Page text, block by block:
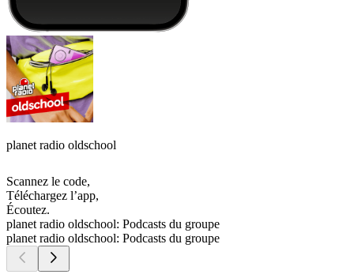
planet radio oldschool
Scannez le code,
Téléchargez l’app,
Écoutez.
planet radio oldschool: Podcasts du groupe
planet radio oldschool: Podcasts du groupe